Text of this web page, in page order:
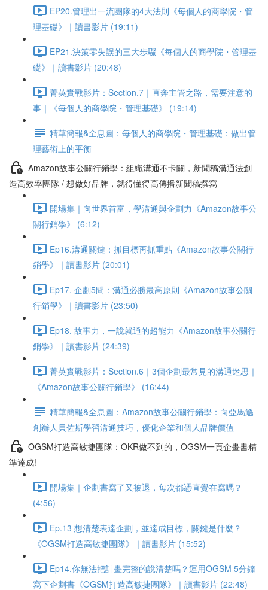
EP20.管理出一流團隊的4大法則《每個人的商學院・管
理基礎》｜讀書影片 (19:11)
EP21.決策零失誤的三大步驟《每個人的商學院・管理基
礎》｜讀書影片 (20:48)
菁英實戰影片：Section.7｜直奔主管之路，需要注意的
事｜《每個人的商學院・管理基礎》 (19:14)
精華簡報&全息圖：每個人的商學院・管理基礎：做出管
理藝術上的平衡
Amazon故事公關行銷學：組織溝通不卡關，新聞稿溝通法創
造高效率團隊 / 想做好品牌，就得懂得高傳播新聞稿撰寫
開場集｜向世界首富，學溝通與企劃力《Amazon故事公
關行銷學》 (6:12)
Ep16.溝通關鍵：抓目標再抓重點《Amazon故事公關行
銷學》｜讀書影片 (20:01)
Ep17. 企劃5問：溝通必勝最高原則《Amazon故事公關
行銷學》｜讀書影片 (23:50)
Ep18. 故事力，一說就通的超能力《Amazon故事公關行
銷學》｜讀書影片 (24:39)
菁英實戰影片：Section.6｜3個企劃最常見的溝通迷思｜
《Amazon故事公關行銷學》 (16:44)
精華簡報&全息圖：Amazon故事公關行銷學：向亞馬遜
創辦人貝佐斯學習溝通技巧，優化企業和個人品牌價值
OGSM打造高敏捷團隊：OKR做不到的，OGSM一頁企畫書精
準達成!
開場集｜企劃書寫了又被退，每次都憑直覺在寫嗎？
(4:56)
Ep.13 想清楚表達企劃，並達成目標，關鍵是什麼？
《OGSM打造高敏捷團隊》｜讀書影片 (15:52)
Ep14.你無法把計畫完整的說清楚嗎？運用OGSM 5分鐘
寫下企劃書《OGSM打造高敏捷團隊》｜讀書影片 (22:48)